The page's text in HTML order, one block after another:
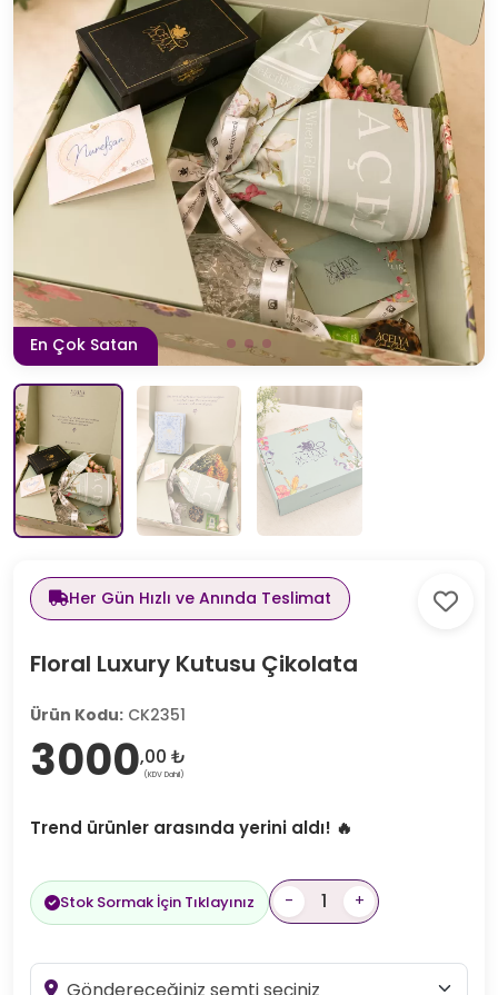
En Çok Satan
Her Gün Hızlı ve Anında Teslimat
Floral Luxury Kutusu Çikolata
Ürün Kodu: CK2351
3000,00 ₺
(KDV Dahil)
Trend ürünler arasında yerini aldı! 🔥
Stok Sormak İçin Tıklayınız - +